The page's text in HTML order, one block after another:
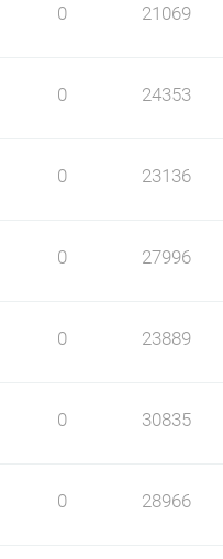
0 21069
0 24353
0 23136
0 27996
0 23889
0 30835
0 28966